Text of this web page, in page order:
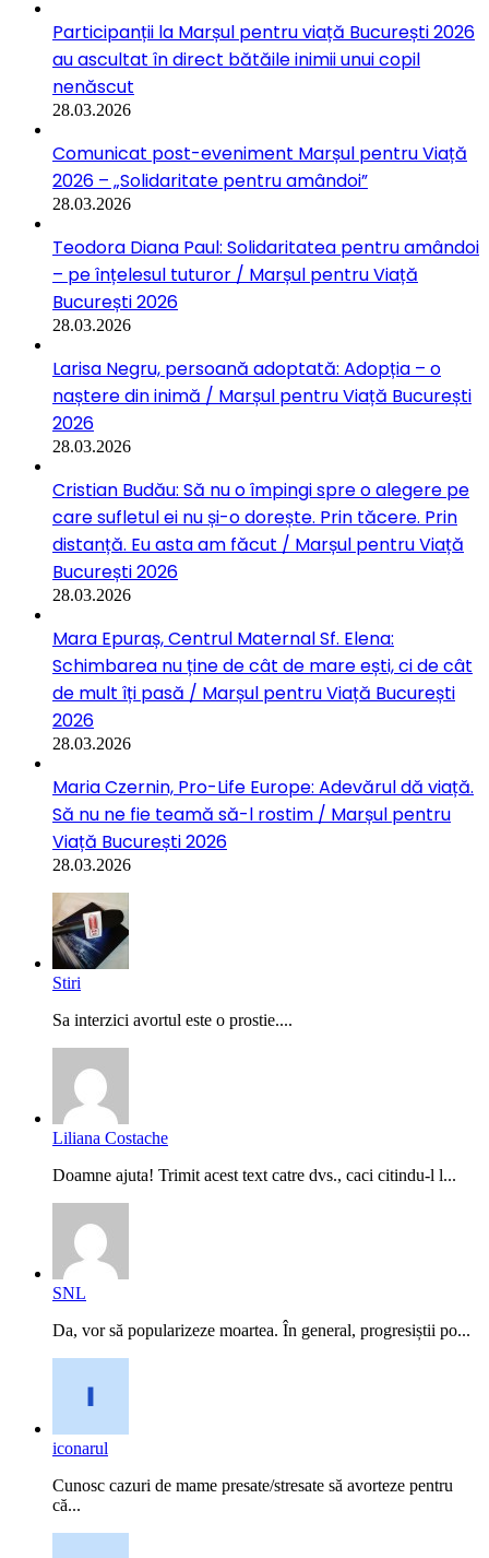
Participanții la Marșul pentru viață București 2026
au ascultat în direct bătăile inimii unui copil
nenăscut
28.03.2026
Comunicat post-eveniment Marșul pentru Viață
2026 – „Solidaritate pentru amândoi”
28.03.2026
Teodora Diana Paul: Solidaritatea pentru amândoi
– pe înțelesul tuturor / Marșul pentru Viață
București 2026
28.03.2026
Larisa Negru, persoană adoptată: Adopția – o
naștere din inimă / Marșul pentru Viață București
2026
28.03.2026
Cristian Budău: Să nu o împingi spre o alegere pe
care sufletul ei nu și-o dorește. Prin tăcere. Prin
distanță. Eu asta am făcut / Marșul pentru Viață
București 2026
28.03.2026
Mara Epuraș, Centrul Maternal Sf. Elena:
Schimbarea nu ține de cât de mare ești, ci de cât
de mult îți pasă / Marșul pentru Viață București
2026
28.03.2026
Maria Czernin, Pro-Life Europe: Adevărul dă viață.
Să nu ne fie teamă să-l rostim / Marșul pentru
Viață București 2026
28.03.2026
Stiri
Sa interzici avortul este o prostie....
Liliana Costache
Doamne ajuta! Trimit acest text catre dvs., caci citindu-l l...
SNL
Da, vor să popularizeze moartea. În general, progresiștii po...
iconarul
Cunosc cazuri de mame presate/stresate să avorteze pentru
că...